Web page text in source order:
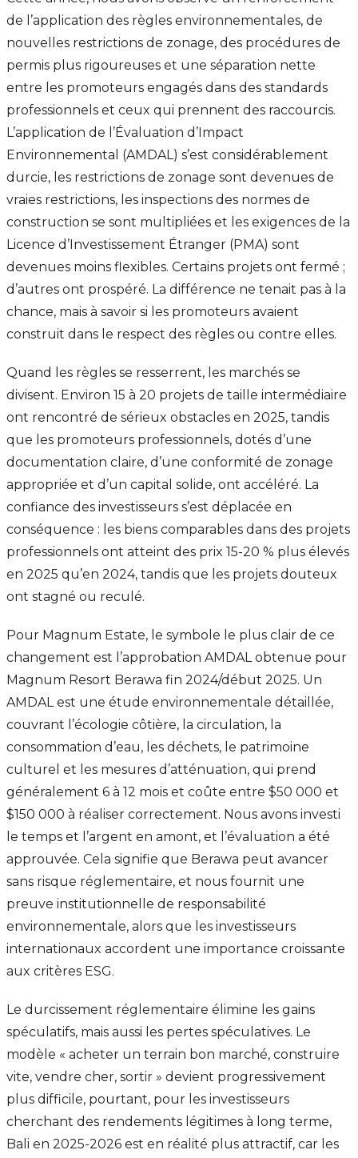
de l’application des règles environnementales, de
nouvelles restrictions de zonage, des procédures de
permis plus rigoureuses et une séparation nette
entre les promoteurs engagés dans des standards
professionnels et ceux qui prennent des raccourcis.
L’application de l’Évaluation d’Impact
Environnemental (AMDAL) s’est considérablement
durcie, les restrictions de zonage sont devenues de
vraies restrictions, les inspections des normes de
construction se sont multipliées et les exigences de la
Licence d’Investissement Étranger (PMA) sont
devenues moins flexibles. Certains projets ont fermé ;
d’autres ont prospéré. La différence ne tenait pas à la
chance, mais à savoir si les promoteurs avaient
construit dans le respect des règles ou contre elles.
Quand les règles se resserrent, les marchés se
divisent. Environ 15 à 20 projets de taille intermédiaire
ont rencontré de sérieux obstacles en 2025, tandis
que les promoteurs professionnels, dotés d’une
documentation claire, d’une conformité de zonage
appropriée et d’un capital solide, ont accéléré. La
confiance des investisseurs s’est déplacée en
conséquence : les biens comparables dans des projets
professionnels ont atteint des prix 15-20 % plus élevés
en 2025 qu’en 2024, tandis que les projets douteux
ont stagné ou reculé.
Pour Magnum Estate, le symbole le plus clair de ce
changement est l’approbation AMDAL obtenue pour
Magnum Resort Berawa fin 2024/début 2025. Un
AMDAL est une étude environnementale détaillée,
couvrant l’écologie côtière, la circulation, la
consommation d’eau, les déchets, le patrimoine
culturel et les mesures d’atténuation, qui prend
généralement 6 à 12 mois et coûte entre $50 000 et
$150 000 à réaliser correctement. Nous avons investi
le temps et l’argent en amont, et l’évaluation a été
approuvée. Cela signifie que Berawa peut avancer
sans risque réglementaire, et nous fournit une
preuve institutionnelle de responsabilité
environnementale, alors que les investisseurs
internationaux accordent une importance croissante
aux critères ESG.
Le durcissement réglementaire élimine les gains
spéculatifs, mais aussi les pertes spéculatives. Le
modèle « acheter un terrain bon marché, construire
vite, vendre cher, sortir » devient progressivement
plus difficile, pourtant, pour les investisseurs
cherchant des rendements légitimes à long terme,
Bali en 2025-2026 est en réalité plus attractif, car les